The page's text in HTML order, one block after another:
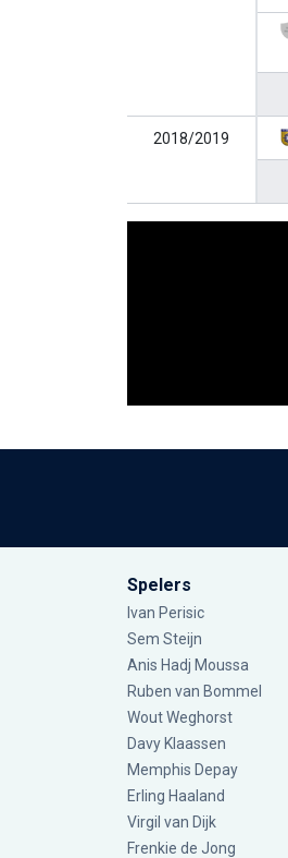
2018/2019
Spelers
Ivan Perisic
Sem Steijn
Anis Hadj Moussa
Ruben van Bommel
Wout Weghorst
Davy Klaassen
Memphis Depay
Erling Haaland
Virgil van Dijk
Frenkie de Jong